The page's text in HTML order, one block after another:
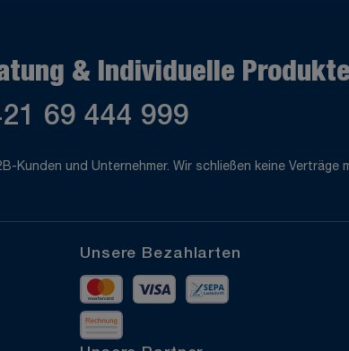
& Individuelle Produkte
69 444 999
Kunden und Unternehmer. Wir schließen keine Verträge
Unsere Bezahlarten
MastercardVisa Vorkasse
Rechnung